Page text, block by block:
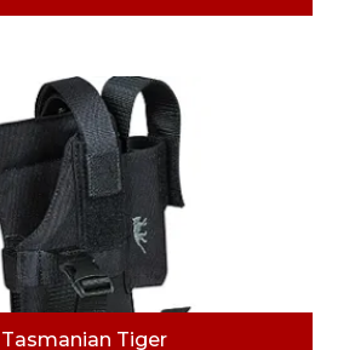
Tasmanian Tiger